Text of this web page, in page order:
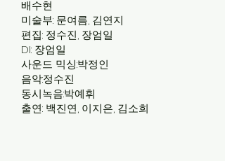
배수현
미술부: 문여름, 김연지
편집: 정수진, 장엄일
DI: 장엄일
사운드 믹싱:박정인
음악:정수진
동시녹음:박예휘
​출연: 백진연, 이지은, 김소희